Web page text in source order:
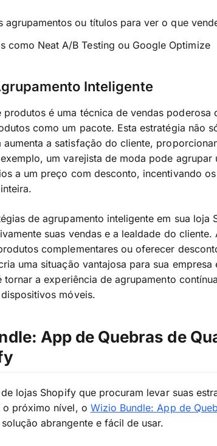
agrupamentos ou títulos para ver o que
como Neat A/B Testing ou Google Optimize
Inteligente
produtos é uma técnica de vendas poderosa
como um pacote. Esta estratégia não
aumenta a satisfação do cliente,
um varejista de moda pode agrupar
a um preço com desconto, incentivando
de agrupamento inteligente em sua loja
suas vendas e a lealdade do cliente.
complementares ou oferecer
uma situação vantajosa para sua empresa
tornar a experiência de agrupamento
móveis.
App de Quebras de
lojas Shopify que procuram levar suas
o próximo nível, o Wizio Bundle: App de
abrangente e fácil de usar.